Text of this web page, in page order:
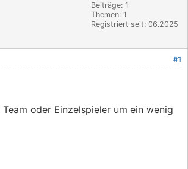
Beiträge: 1
Themen: 1
Registriert seit: 06.2025
#1
oder Einzelspieler um ein wenig